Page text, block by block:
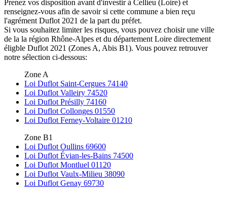
Prenez vos disposition avant d'investir à Cellieu (Loire) et
renseignez-vous afin de savoir si cette commune a bien reçu
l'agrément Duflot 2021 de la part du préfet.
Si vous souhaitez limiter les risques, vous pouvez choisir une ville
de la la région Rhône-Alpes et du département Loire directement
éligble Duflot 2021 (Zones A, Abis B1). Vous pouvez retrouver
notre sélection ci-dessous:
Zone A
Loi Duflot Saint-Cergues 74140
Loi Duflot Valleiry 74520
Loi Duflot Présilly 74160
Loi Duflot Collonges 01550
Loi Duflot Ferney-Voltaire 01210
Zone B1
Loi Duflot Oullins 69600
Loi Duflot Évian-les-Bains 74500
Loi Duflot Montluel 01120
Loi Duflot Vaulx-Milieu 38090
Loi Duflot Genay 69730